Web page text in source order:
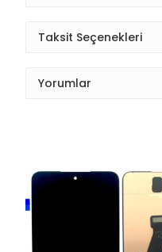
Taksit Seçenekleri
Yorumlar